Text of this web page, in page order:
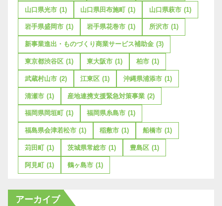
山口県光市 (1) 山口県田布施町 (1) 山口県萩市 (1)
岩手県盛岡市 (1) 岩手県花巻市 (1) 所沢市 (1)
新事業進出・ものづくり商業サービス補助金 (3)
東京都渋谷区 (1) 東大阪市 (1) 柏市 (1)
武蔵村山市 (2) 江東区 (1) 沖縄県浦添市 (1)
清瀬市 (1) 産地連携支援緊急対策事業 (2)
福岡県岡垣町 (1) 福岡県糸島市 (1)
福島県会津若松市 (1) 稲敷市 (1) 船橋市 (1)
苅田町 (1) 茨城県常総市 (1) 豊島区 (1)
阿見町 (1) 鶴ヶ島市 (1)
アーカイブ